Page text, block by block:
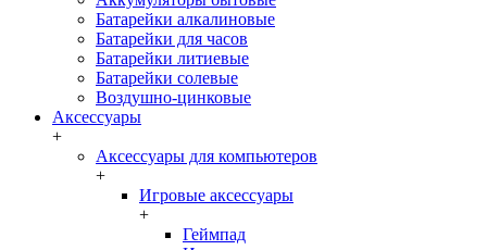
Батарейки алкалиновые
Батарейки для часов
Батарейки литиевые
Батарейки солевые
Воздушно-цинковые
Аксессуары
+
Аксессуары для компьютеров
+
Игровые аксессуары
+
Геймпад